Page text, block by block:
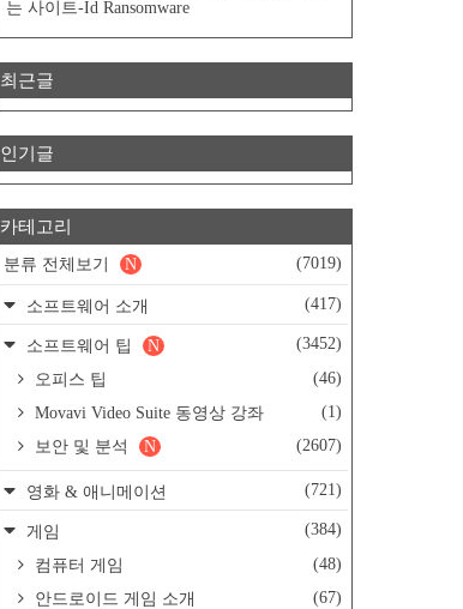
는 사이트-Id Ransomware
최근글
인기글
카테고리
분류 전체보기 (7019)
N
소프트웨어 소개 (417)
소프트웨어 팁 (3452)
N
오피스 팁
(46)
Movavi Video Suite 동영상 강좌
(1)
보안 및 분석
(2607)
N
영화 & 애니메이션 (721)
게임
(384)
컴퓨터 게임
(48)
안드로이드 게임 소개
(67)